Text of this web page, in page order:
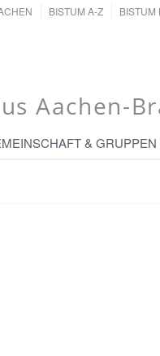
BISTUM A-Z BISTUM
Aachen-
& GRUPPEN